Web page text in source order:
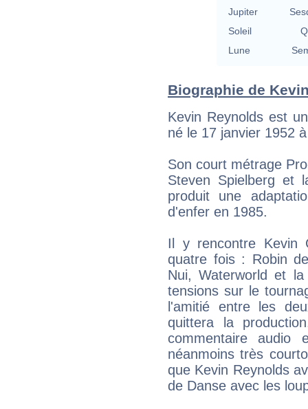
Jupiter
Soleil
Lune
Biographie de
Kevin Reynolds est
né le 17 janvier 1952
Son court métrage
Steven Spielberg et
produit une
d'enfer en 1985.
Il y rencontre Kevin
quatre fois : Robin
Nui, Waterworld et
tensions sur le
l'amitié entre les
quittera la
commentaire
néanmoins très
que Kevin Reynolds
de Danse avec les